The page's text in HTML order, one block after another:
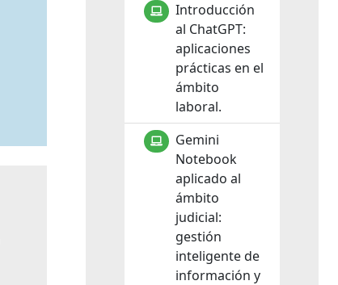
Introducción
al ChatGPT:
aplicaciones
prácticas en el
ámbito
laboral.
Gemini
Notebook
aplicado al
ámbito
judicial:
gestión
inteligente de
información y